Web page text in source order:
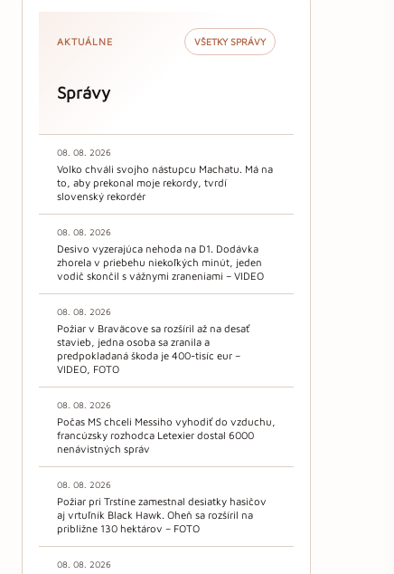
AKTUÁLNE VŠETKY SPRÁVY
Správy
08. 08. 2026
Volko chváli svojho nástupcu Machatu. Má na
to, aby prekonal moje rekordy, tvrdí
slovenský rekordér
08. 08. 2026
Desivo vyzerajúca nehoda na D1. Dodávka
zhorela v priebehu niekoľkých minút, jeden
vodič skončil s vážnymi zraneniami – VIDEO
08. 08. 2026
Požiar v Braväcove sa rozšíril až na desať
stavieb, jedna osoba sa zranila a
predpokladaná škoda je 400-tisíc eur –
VIDEO, FOTO
08. 08. 2026
Počas MS chceli Messiho vyhodiť do vzduchu,
francúzsky rozhodca Letexier dostal 6000
nenávistných správ
08. 08. 2026
Požiar pri Trstíne zamestnal desiatky hasičov
aj vrtuľník Black Hawk. Oheň sa rozšíril na
približne 130 hektárov – FOTO
08. 08. 2026